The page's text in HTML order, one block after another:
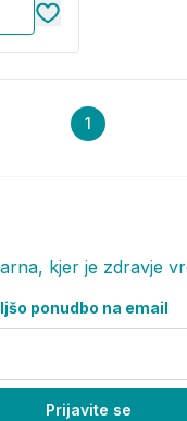
1
kjer je zdravje
ponudbo na email
Prijavite se